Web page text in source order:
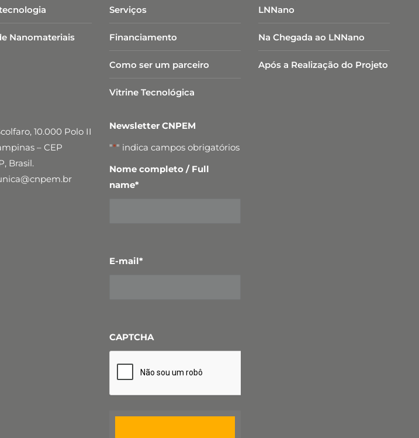
Nanomateriais
Serviços
Financiamento
Como ser um parceiro
Vitrine Tecnológica
LNNano
Na Chegada ao LNNano
Após a Realização do Projeto
10.000 Polo II
– CEP
Brasil.
Newsletter CNPEM
"*" indica campos obrigatórios
Nome completo / Full
name*
E-mail*
CAPTCHA